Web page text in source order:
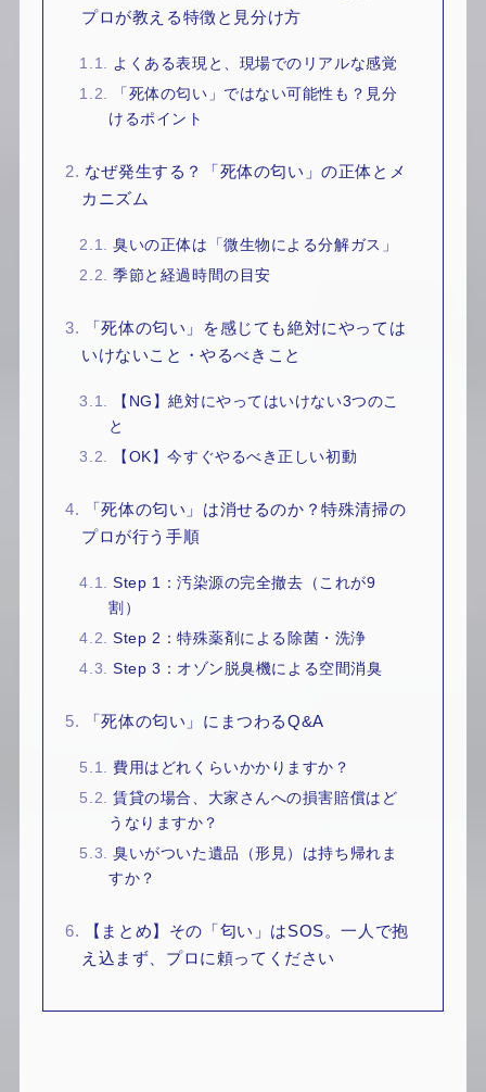
プロが教える特徴と見分け方
1.1.
よくある表現と、現場でのリアルな感覚
1.2.
「死体の匂い」ではない可能性も？見分
けるポイント
2. なぜ発生する？「死体の匂い」の正体とメ
カニズム
2.1.
臭いの正体は「微生物による分解ガス」
2.2.
季節と経過時間の目安
3. 「死体の匂い」を感じても絶対にやっては
いけないこと・やるべきこと
3.1.
【NG】絶対にやってはいけない3つのこ
と
3.2.
【OK】今すぐやるべき正しい初動
4. 「死体の匂い」は消せるのか？特殊清掃の
プロが行う手順
4.1.
Step 1：汚染源の完全撤去（これが9
割）
4.2.
Step 2：特殊薬剤による除菌・洗浄
4.3.
Step 3：オゾン脱臭機による空間消臭
5. 「死体の匂い」にまつわるQ&A
5.1.
費用はどれくらいかかりますか？
5.2.
賃貸の場合、大家さんへの損害賠償はど
うなりますか？
5.3.
臭いがついた遺品（形見）は持ち帰れま
すか？
6. 【まとめ】その「匂い」はSOS。一人で抱
え込まず、プロに頼ってください